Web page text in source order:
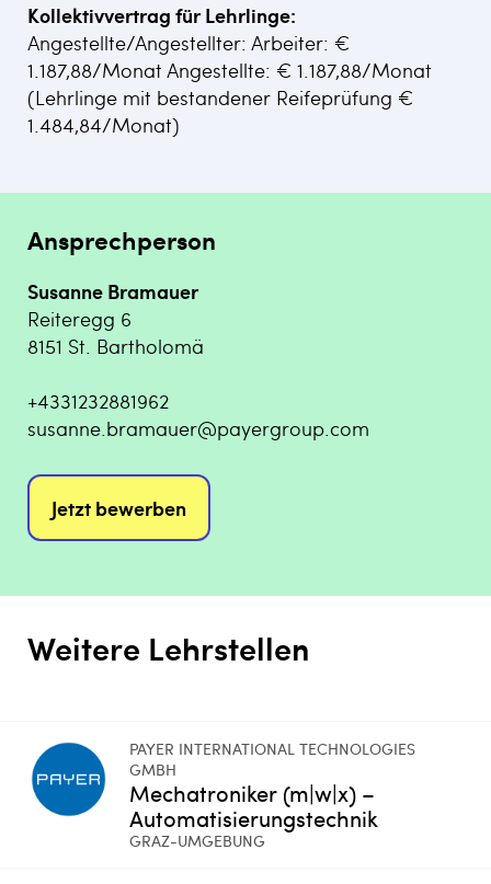
Kollektivvertrag für Lehrlinge:
Angestellte/Angestellter: Arbeiter: €
1.187,88/Monat Angestellte: € 1.187,88/Monat
(Lehrlinge mit bestandener Reifeprüfung €
1.484,84/Monat)
Ansprechperson
Susanne Bramauer
Reiteregg 6
8151 St. Bartholomä
+4331232881962
susanne.bramauer@payergroup.com
Jetzt bewerben
Weitere Lehrstellen
PAYER INTERNATIONAL TECHNOLOGIES
GMBH
Mechatroniker (m|w|x) –
Automatisierungstechnik
GRAZ-UMGEBUNG